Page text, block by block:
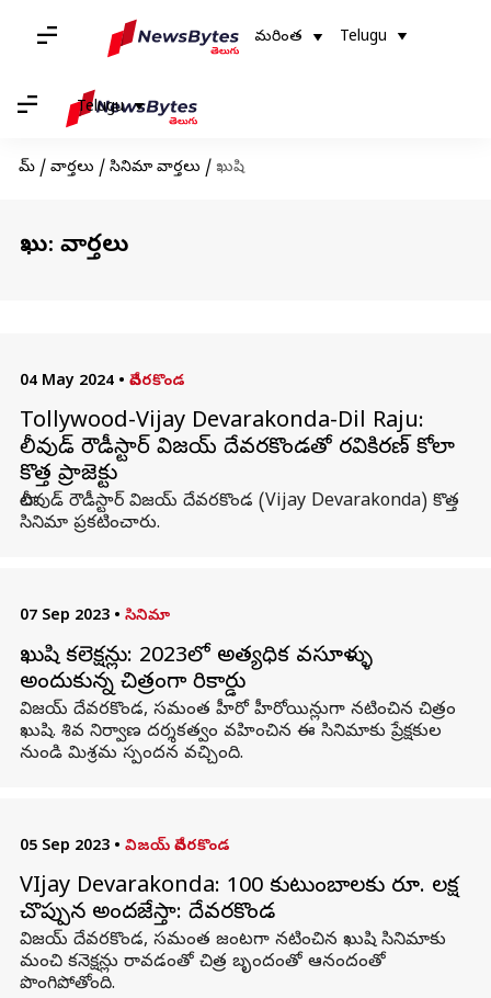
మరింత Telugu
Telugu
హోమ్ / వార్తలు / సినిమా వార్తలు / ఖుషి
ఖుషి: వార్తలు
04 May 2024 • దేవరకొండ
Tollywood-Vijay Devarakonda-Dil Raju:
టాలీవుడ్ రౌడీస్టార్ విజయ్ దేవరకొండతో రవికిరణ్ కోలా
కొత్త ప్రాజెక్టు
టాలీవుడ్ రౌడీస్టార్ విజయ్ దేవరకొండ (Vijay Devarakonda) కొత్త
సినిమా ప్రకటించారు.
07 Sep 2023 • సినిమా
ఖుషి కలెక్షన్లు: 2023లో అత్యధిక వసూళ్ళు
అందుకున్న చిత్రంగా రికార్డు
విజయ్ దేవరకొండ, సమంత హీరో హీరోయిన్లుగా నటించిన చిత్రం
ఖుషి. శివ నిర్వాణ దర్శకత్వం వహించిన ఈ సినిమాకు ప్రేక్షకుల
నుండి మిశ్రమ స్పందన వచ్చింది.
05 Sep 2023 • విజయ్ దేవరకొండ
VIjay Devarakonda: 100 కుటుంబాలకు రూ. లక్ష
చొప్పున అందజేస్తా: దేవరకొండ
విజయ్ దేవరకొండ, సమంత జంటగా నటించిన ఖుషి సినిమాకు
మంచి కనెక్షన్లు రావడంతో చిత్ర బృందంతో ఆనందంతో
పొంగిపోతోంది.